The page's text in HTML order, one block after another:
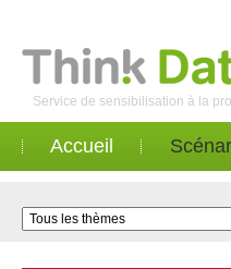
Service de sensibilisation à la
Accueil